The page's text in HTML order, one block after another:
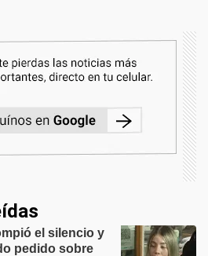
el silencio y
pedido sobre